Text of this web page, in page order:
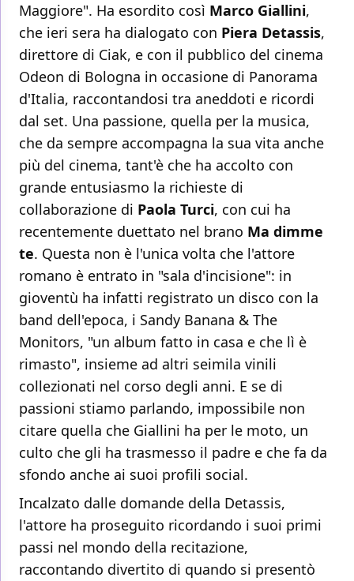
Maggiore". Ha esordito così Marco Giallini,
che ieri sera ha dialogato con Piera Detassis,
direttore di Ciak, e con il pubblico del cinema
Odeon di Bologna in occasione di Panorama
d'Italia, raccontandosi tra aneddoti e ricordi
dal set. Una passione, quella per la musica,
che da sempre accompagna la sua vita anche
più del cinema, tant'è che ha accolto con
grande entusiasmo la richieste di
collaborazione di Paola Turci, con cui ha
recentemente duettato nel brano Ma dimme
te. Questa non è l'unica volta che l'attore
romano è entrato in "sala d'incisione": in
gioventù ha infatti registrato un disco con la
band dell'epoca, i Sandy Banana & The
Monitors, "un album fatto in casa e che lì è
rimasto", insieme ad altri seimila vinili
collezionati nel corso degli anni. E se di
passioni stiamo parlando, impossibile non
citare quella che Giallini ha per le moto, un
culto che gli ha trasmesso il padre e che fa da
sfondo anche ai suoi profili social.
Incalzato dalle domande della Detassis,
l'attore ha proseguito ricordando i suoi primi
passi nel mondo della recitazione,
raccontando divertito di quando si presentò